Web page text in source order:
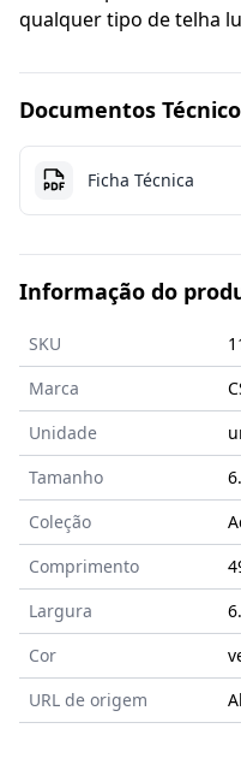
qualquer tipo de telha
Documentos
Ficha Técnica
Informação do
SKU
Marca
Unidade
Tamanho
Coleção
Comprimento
Largura
Cor
URL de origem